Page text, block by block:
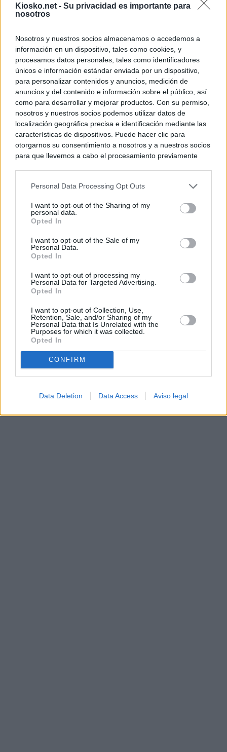
Kiosko.net - Su privacidad es importante para
nosotros
Nosotros y nuestros socios almacenamos o accedemos a
información en un dispositivo, tales como cookies, y
procesamos datos personales, tales como identificadores
únicos e información estándar enviada por un dispositivo,
para personalizar contenidos y anuncios, medición de
anuncios y del contenido e información sobre el público, así
como para desarrollar y mejorar productos. Con su permiso,
nosotros y nuestros socios podemos utilizar datos de
localización geográfica precisa e identificación mediante las
características de dispositivos. Puede hacer clic para
otorgarnos su consentimiento a nosotros y a nuestros socios
para que llevemos a cabo el procesamiento previamente
negar su consentimiento. Tenga en cuenta que algún
de su consentimiento, pero usted tiene el derecho de
rechazar tal procesamiento. Sus preferencias se aplicarán
cualquier momento entrando de nuevo en este sitio web o
visitando nuestra política de privacidad.
Personal Data Processing Opt Outs
I want to opt-out of the Sharing of my
personal data.
Opted In
I want to opt-out of the Sale of my
Personal Data.
Opted In
I want to opt-out of processing my
Personal Data for Targeted Advertising.
Opted In
I want to opt-out of Collection, Use,
Retention, Sale, and/or Sharing of my
Personal Data that Is Unrelated with the
Purposes for which it was collected.
Opted In
CONFIRM
Data Deletion Data Access Aviso legal